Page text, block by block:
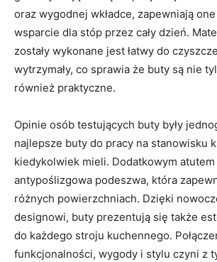
oraz wygodnej wkładce, zapewniają
wsparcie dla stóp przez cały dzień.
zostały wykonane jest łatwy do
wytrzymały, co sprawia że buty są⁤ nie
również ‍praktyczne.
Opinie‍ osób testujących buty były
najlepsze buty ‌do pracy na​ stanowisku
kiedykolwiek mieli.⁣ Dodatkowym
antypoślizgowa ‍podeszwa, ⁤która⁤
różnych powierzchniach. Dzięki
designowi, buty⁣ prezentują się także
do każdego stroju kuchennego.
funkcjonalności, wygody i stylu czyni ‍z